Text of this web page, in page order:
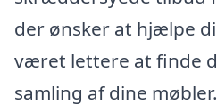
der ønsker at hjælpe
været lettere at finde
samling af dine møbler.